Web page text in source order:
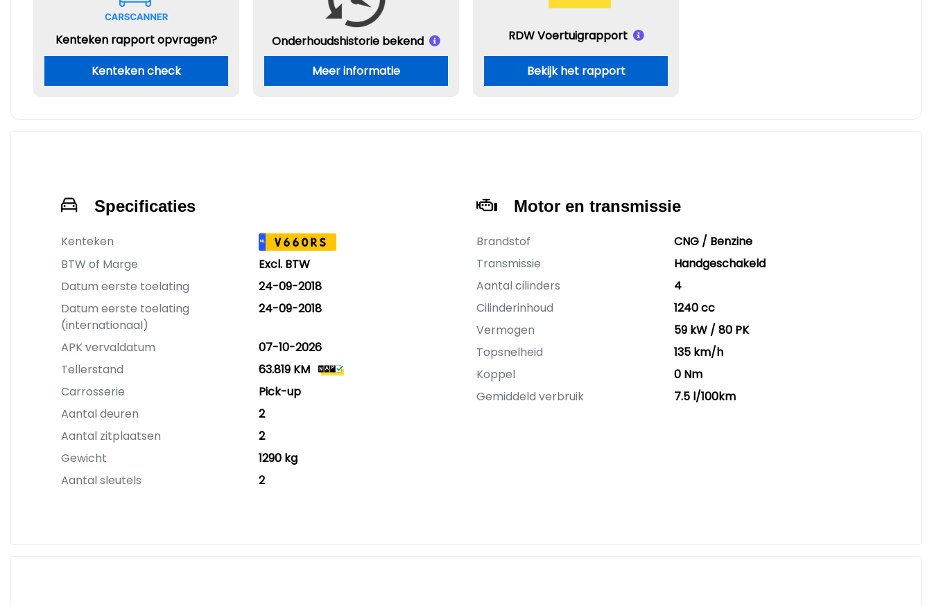
Kenteken rapport opvragen?
Kenteken check
Onderhoudshistorie bekend
Meer informatie
RDW Voertuigrapport
Bekijk het rapport
Specificaties
Kenteken NL V660RS
BTW of Marge
Excl. BTW
Datum eerste toelating
24-09-2018
Datum eerste toelating
(internationaal)
24-09-2018
APK vervaldatum
07-10-2026
Tellerstand
63.819 KM
Carrosserie
Pick-up
Aantal deuren
2
Aantal zitplaatsen
2
Gewicht
1290 kg
Aantal sleutels
2
Motor en transmissie
Brandstof
CNG / Benzine
Transmissie
Handgeschakeld
Aantal cilinders
4
Cilinderinhoud
1240 cc
Vermogen
59 kW / 80 PK
Topsnelheid
135 km/h
Koppel
0 Nm
Gemiddeld verbruik
7.5 l/100km